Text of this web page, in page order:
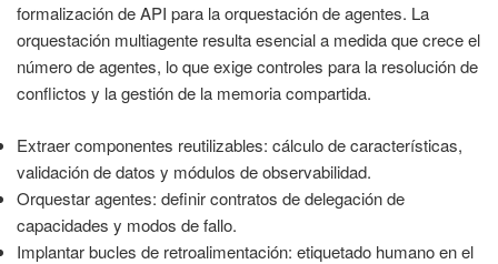
formalización de API para la orquestación de agentes. La
orquestación multiagente resulta esencial a medida que crece el
número de agentes, lo que exige controles para la resolución de
conflictos y la gestión de la memoria compartida.
Extraer componentes reutilizables: cálculo de características,
validación de datos y módulos de observabilidad.
Orquestar agentes: definir contratos de delegación de
capacidades y modos de fallo.
Implantar bucles de retroalimentación: etiquetado humano en el